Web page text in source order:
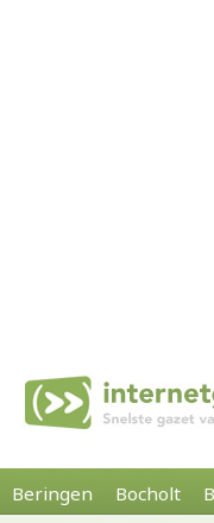
Beringen Bocholt